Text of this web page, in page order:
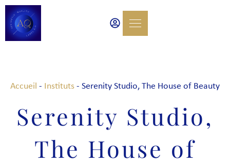
Accueil - Instituts- Serenity Studio, The House of Beauty
Serenity Studio,
The House of